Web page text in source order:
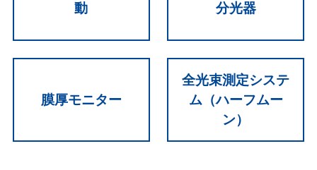
動
分光器
膜厚モニター
全光束測定システ
ム（ハーフムー
ン）